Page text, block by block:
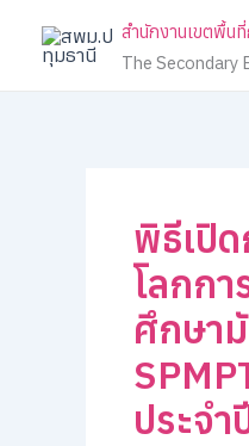
สำนักงานเขตพื้น
The Secondary
พิธีเปิ
โลกก
ศึกษา
ประจ